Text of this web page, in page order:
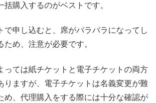
括購入するのがベストです。
で申し込むと、席がバラバラになってし
ため、注意が必要です。
っては紙チケットと電子チケットの両方
りますが、電子チケットは名義変更が難
め、代理購入をする際には十分な確認が